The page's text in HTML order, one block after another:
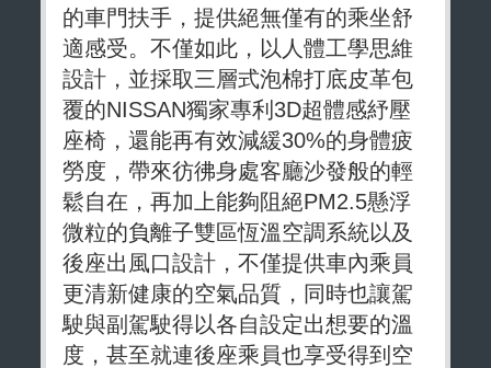
的車門扶手，提供絕無僅有的乘坐舒
適感受。不僅如此，以人體工學思維
設計，並採取三層式泡棉打底皮革包
覆的NISSAN獨家專利3D超體感紓壓
座椅，還能再有效減緩30%的身體疲
勞度，帶來彷彿身處客廳沙發般的輕
鬆自在，再加上能夠阻絕PM2.5懸浮
微粒的負離子雙區恆溫空調系統以及
後座出風口設計，不僅提供車內乘員
更清新健康的空氣品質，同時也讓駕
駛與副駕駛得以各自設定出想要的溫
度，甚至就連後座乘員也享受得到空